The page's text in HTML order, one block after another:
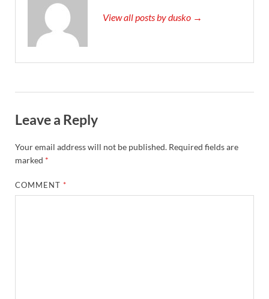
View all posts by dusko →
Leave a Reply
Your email address will not be published. Required fields are
marked *
COMMENT*